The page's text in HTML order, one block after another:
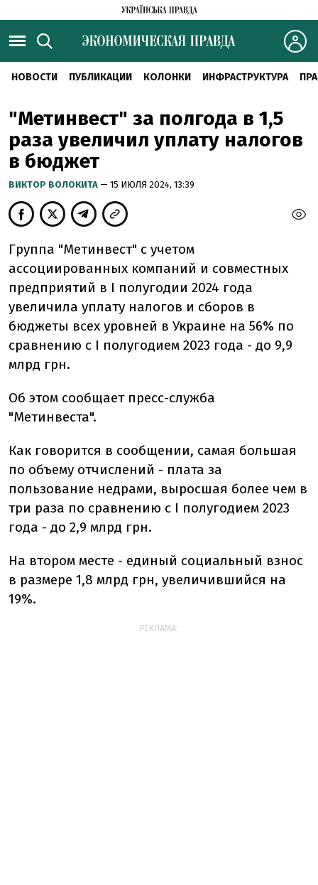
НОВОСТИ ПУБЛИКАЦИИ КОЛОНКИ ИНФРАСТРУКТУРА
"Метинвест" за полгода в 1,5
раза увеличил уплату налогов
в бюджет
ВИКТОР ВОЛОКИТА — 15 ИЮЛЯ 2024, 13:39
Группа "Метинвест" с учетом
ассоциированных компаний и совместных
предприятий в I полугодии 2024 года
увеличила уплату налогов и сборов в
бюджеты всех уровней в Украине на 56% по
сравнению с I полугодием 2023 года - до 9,9
млрд грн.
Об этом сообщает пресс-служба
"Метинвеста".
Как говорится в сообщении, самая большая
по объему отчислений - плата за
пользование недрами, выросшая более чем в
три раза по сравнению с I полугодием 2023
года - до 2,9 млрд грн.
На втором месте - единый социальный взнос
в размере 1,8 млрд грн, увеличившийся на
19%.
РЕКЛАМА: